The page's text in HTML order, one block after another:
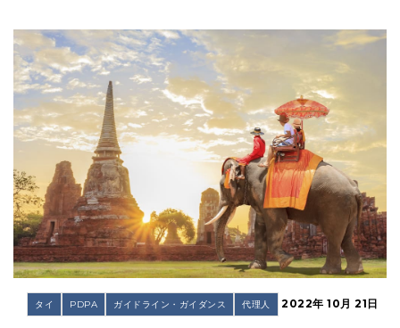
タイ PDPA ガイドライン・ガイダンス 代理人 2022年 10月 21日